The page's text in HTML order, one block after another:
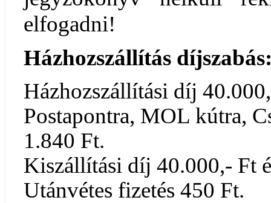
elfogadni!
Házhozszállítás
Házhozszállítási díj
Postapontra, MOL kútra,
1.840 Ft.
Kiszállítási díj 40.000,- Ft
Utánvétes fizetés 450 Ft.